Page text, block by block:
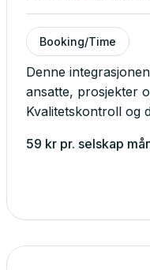
Booking/Time
Denne
ansatte, prosjekter
Kvalitetskontroll og
59 kr pr. selskap